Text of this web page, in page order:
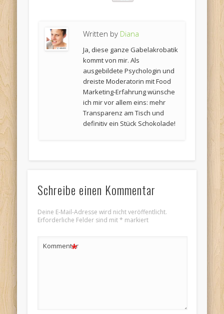
Written by Diana
Ja, diese ganze Gabelakrobatik
kommt von mir. Als
ausgebildete Psychologin und
dreiste Moderatorin mit Food
Marketing-Erfahrung wünsche
ich mir vor allem eins: mehr
Transparenz am Tisch und
definitiv ein Stück Schokolade!
Schreibe einen Kommentar
Deine E-Mail-Adresse wird nicht veröffentlicht.
Erforderliche Felder sind mit* markiert
Kommentar
*